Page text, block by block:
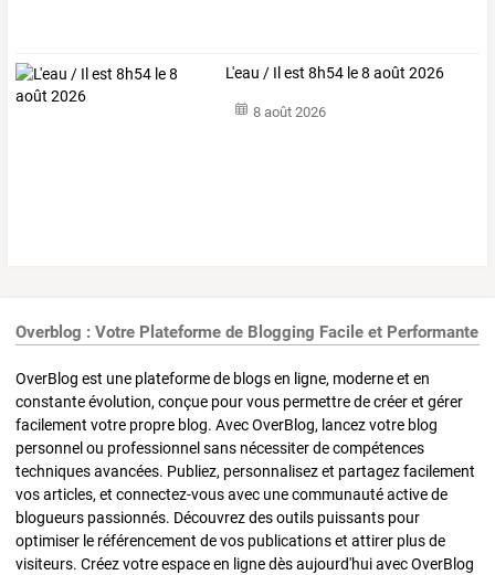
L'eau / Il est 8h54 le 8 août 2026
8 août 2026
Overblog : Votre Plateforme de Blogging Facile et Performante
OverBlog est une plateforme de blogs en ligne, moderne et en
constante évolution, conçue pour vous permettre de créer et gérer
facilement votre propre blog. Avec OverBlog, lancez votre blog
personnel ou professionnel sans nécessiter de compétences
techniques avancées. Publiez, personnalisez et partagez facilement
vos articles, et connectez-vous avec une communauté active de
blogueurs passionnés. Découvrez des outils puissants pour
optimiser le référencement de vos publications et attirer plus de
visiteurs. Créez votre espace en ligne dès aujourd'hui avec OverBlog